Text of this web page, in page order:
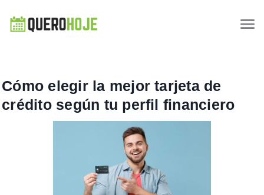
Cómo elegir la mejor tarjeta de
crédito según tu perfil financiero